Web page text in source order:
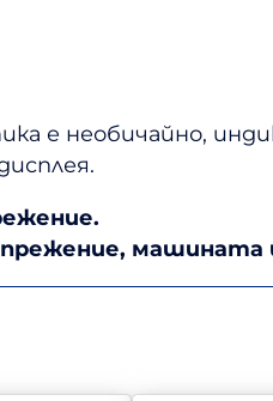
е необичайно,